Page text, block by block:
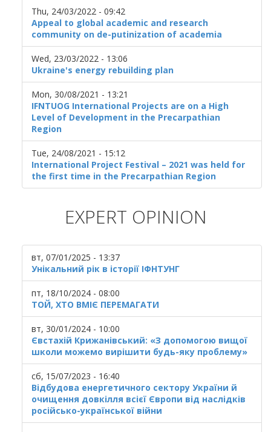
Thu, 24/03/2022 - 09:42
Appeal to global academic and research
community on de-putinization of academia
Wed, 23/03/2022 - 13:06
Ukraine's energy rebuilding plan
Mon, 30/08/2021 - 13:21
IFNTUOG International Projects are on a High
Level of Development in the Precarpathian
Region
Tue, 24/08/2021 - 15:12
International Project Festival – 2021 was held for
the first time in the Precarpathian Region
EXPERT OPINION
вт, 07/01/2025 - 13:37
Унікальний рік в історії ІФНТУНГ
пт, 18/10/2024 - 08:00
ТОЙ, ХТО ВМІЄ ПЕРЕМАГАТИ
вт, 30/01/2024 - 10:00
Євстахій Крижанівський: «З допомогою вищої
школи можемо вирішити будь-яку проблему»
сб, 15/07/2023 - 16:40
Відбудова енергетичного сектору України й
очищення довкілля всієї Європи від наслідків
російсько-української війни